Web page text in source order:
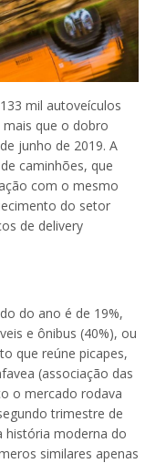
mil autoveículos
que o dobro
junho de 2019. A
caminhões, que
com o mesmo
do setor
de delivery
do ano é de 19%,
e ônibus (40%), ou
que reúne picapes,
(associação das
o mercado rodava
trimestre de
história moderna do
similares apenas